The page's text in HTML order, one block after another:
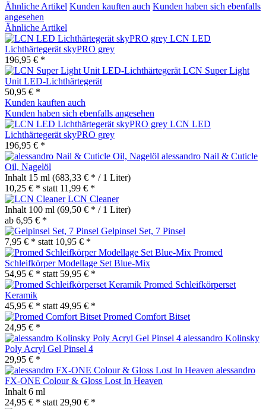
Ähnliche Artikel Kunden kauften auch Kunden haben sich ebenfalls
angesehen
Ähnliche Artikel
LCN LED
Lichthärtegerät skyPRO grey
196,95 € *
LCN Super Light
Unit LED-Lichthärtegerät
50,95 € *
Kunden kauften auch
Kunden haben sich ebenfalls angesehen
LCN LED
Lichthärtegerät skyPRO grey
196,95 € *
alessandro Nail & Cuticle
Oil, Nagelöl
Inhalt 15 ml (683,33 € * / 1 Liter)
10,25 € * statt 11,99 € *
LCN Cleaner
Inhalt 100 ml (69,50 € * / 1 Liter)
ab 6,95 € *
Gelpinsel Set, 7 Pinsel
7,95 € * statt 10,95 € *
Promed
Schleifkörper Modellage Set Blue-Mix
54,95 € * statt 59,95 € *
Promed Schleifkörperset
Keramik
45,95 € * statt 49,95 € *
Promed Comfort Bitset
24,95 € *
alessandro Kolinsky
Poly Acryl Gel Pinsel 4
29,95 € *
alessandro
FX-ONE Colour & Gloss Lost In Heaven
Inhalt 6 ml
24,95 € * statt 29,90 € *